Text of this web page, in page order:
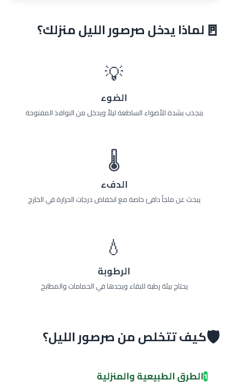
🚪 لماذا يدخل صرصور الليل منزلك؟
💡
الضوء
ينجذب بشدة للأضواء الساطعة ليلاً ويدخل من النوافذ المفتوحة
🌡️
الدفء
يبحث عن ملجأ دافئ خاصة مع انخفاض درجات الحرارة في الخارج
💧
الرطوبة
يحتاج بيئة رطبة للبقاء ويجدها في الحمامات والمطابخ
🛡️كيف تتخلص من صرصور الليل؟
1الطرق الطبيعية والمنزلية